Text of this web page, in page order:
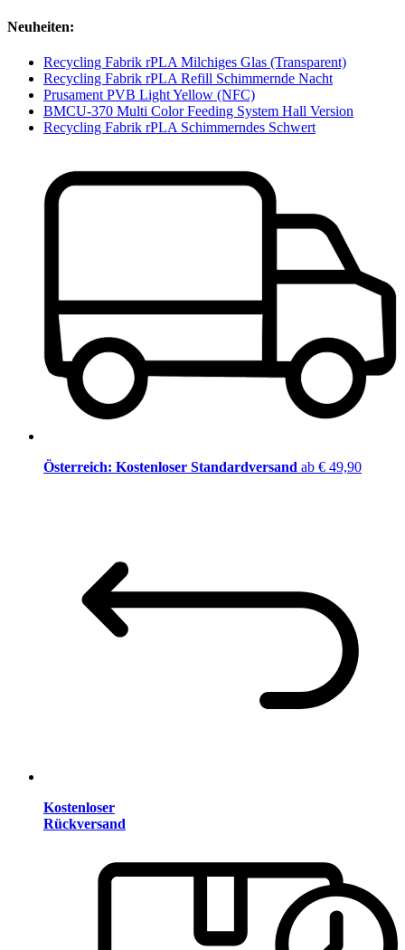
Neuheiten:
Recycling Fabrik rPLA Milchiges Glas (Transparent)
Recycling Fabrik rPLA Refill Schimmernde Nacht
Prusament PVB Light Yellow (NFC)
BMCU-370 Multi Color Feeding System Hall Version
Recycling Fabrik rPLA Schimmerndes Schwert
Österreich: Kostenloser Standardversand ab € 49,90
Kostenloser
Rückversand